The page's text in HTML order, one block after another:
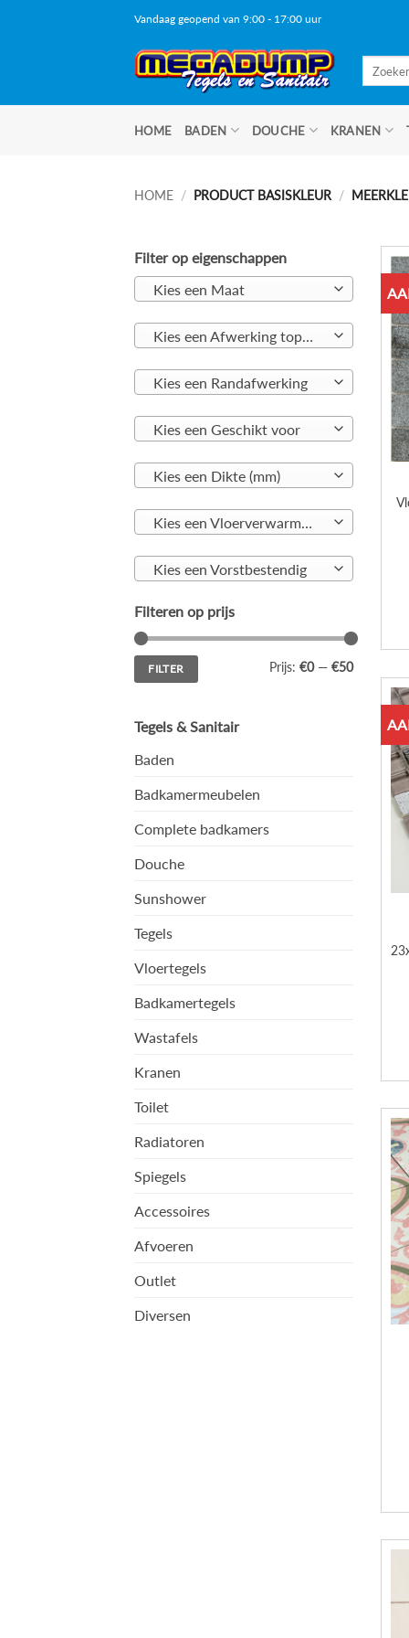
Vandaag geopend van 9:00 - 17:00 uur
HOME BADEN DOUCHE KRANEN
HOME / PRODUCT BASISKLEUR /
Filter op eigenschappen
Kies een Maat
Kies een Afwerking toplaag
Kies een Randafwerking
Kies een Geschikt voor
Kies een Dikte (mm)
Kies een Vloerverwarming geschikt
Kies een Vorstbestendig
Filteren op prijs
Min.
prijs
Max.
prijsFILTER Prijs: €0— €50
Tegels & Sanitair
Baden
Badkamermeubelen
Complete badkamers
Douche
Sunshower
Tegels
Vloertegels
Badkamertegels
Wastafels
Kranen
Toilet
Radiatoren
Spiegels
Accessoires
Afvoeren
Outlet
Diversen